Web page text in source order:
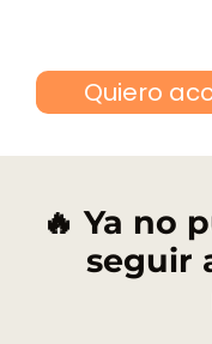
Quiero
🔥 Ya no
seguir